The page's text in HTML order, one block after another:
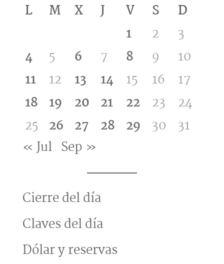
L M X J V S
D
1
2
3
4
5 6 7 8 9
10
11
12 13 14 15 16
17
18 19 20 21 22 23
24
25 26 27 28 29 30
31
« Jul Sep »
Cierre del día
Claves del día
Dólar y reservas